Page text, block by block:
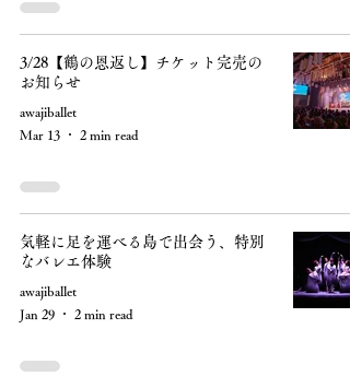
3/28【鶴の恩返し】チケット完売の
お知らせ
awajiballet
Mar 13
2 min read
気軽に足を運べる島で出会う、特別
なバレエ体験
awajiballet
Jan 29
2 min read